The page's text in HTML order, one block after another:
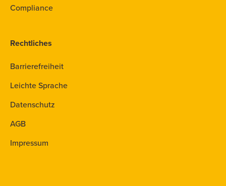
Compliance
Rechtliches
Barrierefreiheit
Leichte Sprache
Datenschutz
AGB
Impressum